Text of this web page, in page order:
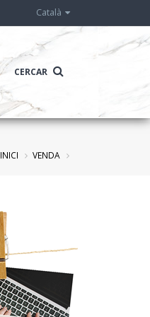
Català
CERCAR
INICI VENDA